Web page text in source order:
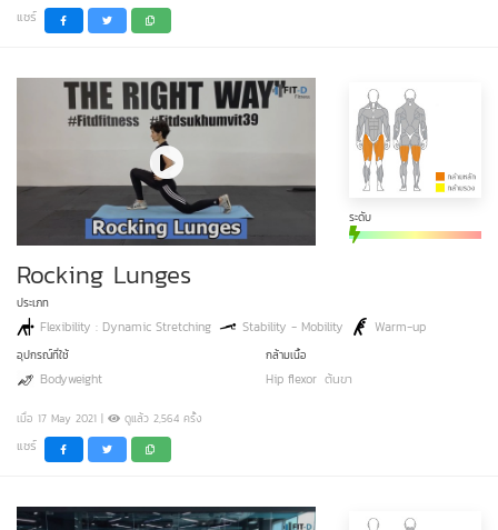
แชร์
ระดับ
Rocking Lunges
ประเภท
Flexibility : Dynamic Stretching Stability - Mobility Warm-up
อุปกรณ์ที่ใช้
Bodyweight
กล้ามเนื้อ
Hip flexor ต้นขา
เมื่อ 17 May 2021 | ดูแล้ว 2,564 ครั้ง
แชร์